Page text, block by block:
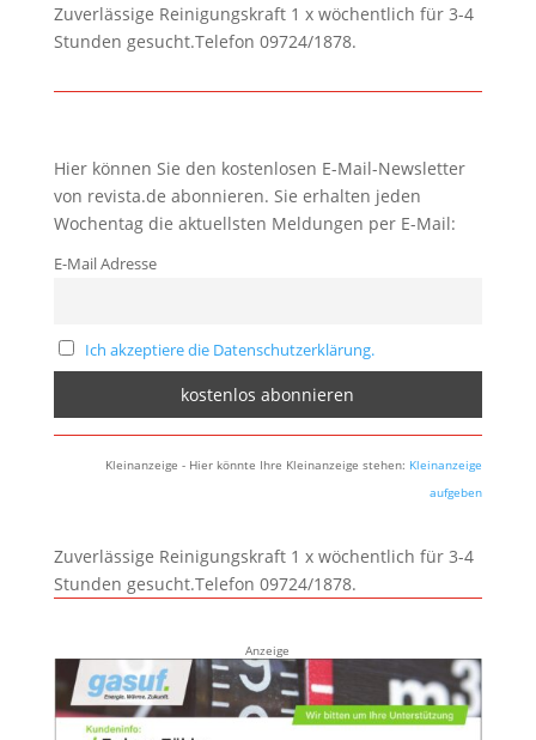
Zuverlässige Reinigungskraft 1 x wöchentlich für 3-4
Stunden gesucht.Telefon 09724/1878.
Hier können Sie den kostenlosen E-Mail-Newsletter
von revista.de abonnieren. Sie erhalten jeden
Wochentag die aktuellsten Meldungen per E-Mail:
E-Mail Adresse
Ich akzeptiere die Datenschutzerklärung.
Kleinanzeige - Hier könnte Ihre Kleinanzeige stehen: Kleinanzeige
aufgeben
Zuverlässige Reinigungskraft 1 x wöchentlich für 3-4
Stunden gesucht.Telefon 09724/1878.
Anzeige